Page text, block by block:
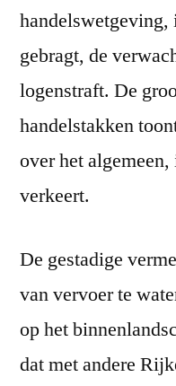
handelswetgeving,
gebragt, de
logenstraft. De
handelstakken
over het
verkeert.
De gestadige
van vervoer te
op het
dat met andere